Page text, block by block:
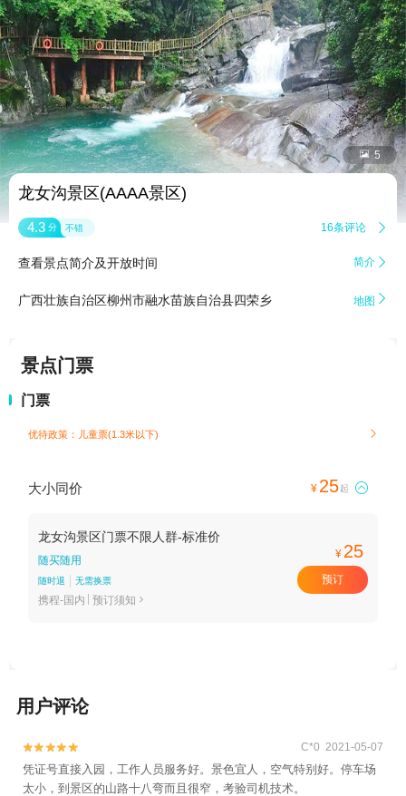
 5
龙女沟景区(AAAA景区)
4.3 分 不错 16条评论 
查看景点简介及开放时间 简介 
广西壮族自治区柳州市融水苗族自治县四荣乡 地图 
景点门票
门票
优待政策：儿童票(1.3米以下) 
大小同价 ¥ 25起 
龙女沟景区门票不限人群-标准价
随买随用
随时退 无需换票
携程-国内 预订须知 
¥ 25
预订
用户评论

 C*0 2021-05-07
凭证号直接入园，工作人员服务好。景色宜人，空气特别好。停车场
太小，到景区的山路十八弯而且很窄，考验司机技术。
